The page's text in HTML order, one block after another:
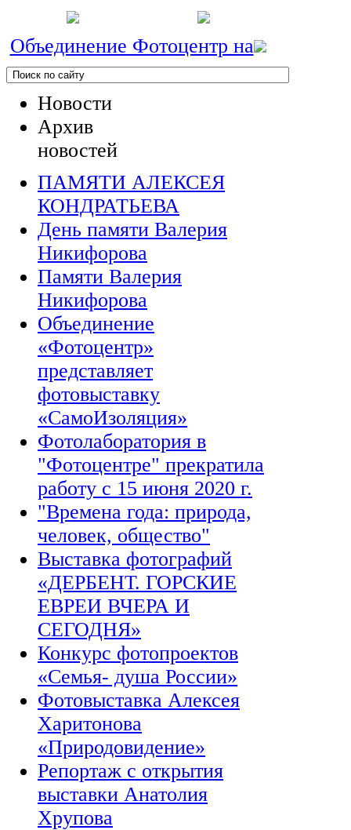
Объединение Фотоцентр на
Новости
Архив
новостей
ПАМЯТИ АЛЕКСЕЯ
КОНДРАТЬЕВА
День памяти Валерия
Никифорова
Памяти Валерия
Никифорова
Объединение
«Фотоцентр»
представляет
фотовыставку
«СамоИзоляция»
Фотолаборатория в
"Фотоцентре" прекратила
работу с 15 июня 2020 г.
"Времена года: природа,
человек, общество"
Выставка фотографий
«ДЕРБЕНТ. ГОРСКИЕ
ЕВРЕИ ВЧЕРА И
СЕГОДНЯ»
Конкурс фотопроектов
«Семья- душа России»
Фотовыставка Алексея
Харитонова
«Природовидение»
Репортаж с открытия
выставки Анатолия
Хрупова